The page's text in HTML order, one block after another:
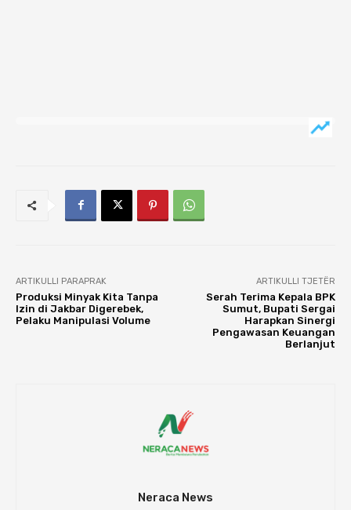
ARTIKULLI PARAPRAK
Produksi Minyak Kita Tanpa
Izin di Jakbar Digerebek,
Pelaku Manipulasi Volume
ARTIKULLI TJETËR
Serah Terima Kepala BPK
Sumut, Bupati Sergai
Harapkan Sinergi
Pengawasan Keuangan
Berlanjut
Neraca News